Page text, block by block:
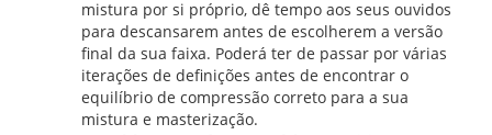
mistura por si próprio, dê tempo aos seus ouvidos
para descansarem antes de escolherem a versão
final da sua faixa. Poderá ter de passar por várias
iterações de definições antes de encontrar o
equilíbrio de compressão correto para a sua
mistura e masterização.